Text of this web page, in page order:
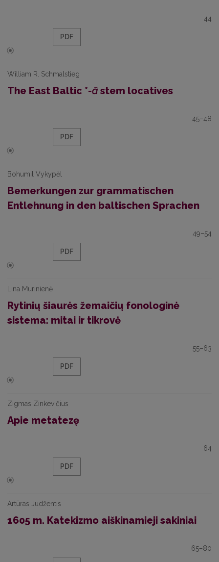
44
PDF
William R. Schmalstieg
The East Baltic *-ā stem locatives
45–48
PDF
Bohumil Vykypěl
Bemerkungen zur grammatischen
Entlehnung in den baltischen Sprachen
49–54
PDF
Lina Murinienė
Rytinių šiaurės žemaičių fonologinė
sistema: mitai ir tikrovė
55–63
PDF
Zigmas Zinkevičius
Apie metatezę
64
PDF
Artūras Judžentis
1605 m. Katekizmo aiškinamieji sakiniai
65–80